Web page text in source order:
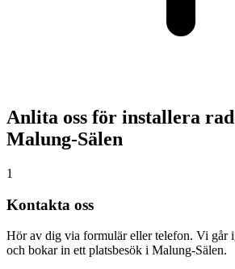
Anlita oss för installera
Malung-Sälen
1
Kontakta oss
Hör av dig via formulär eller telefon. Vi går
och bokar in ett platsbesök i Malung-Sälen.